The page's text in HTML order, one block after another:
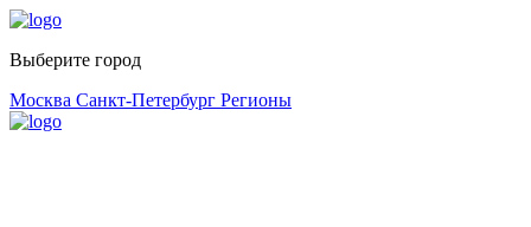
Выберите город
Москва Санкт-Петербург Регионы